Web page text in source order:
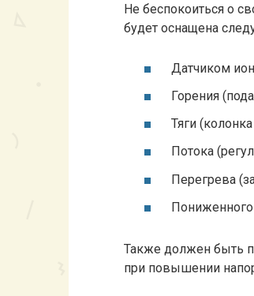
Не беспокоиться о
будет оснащена
Датчиком
Горения
Тяги
Потока
Перегрева
Также должен быть
при повышении